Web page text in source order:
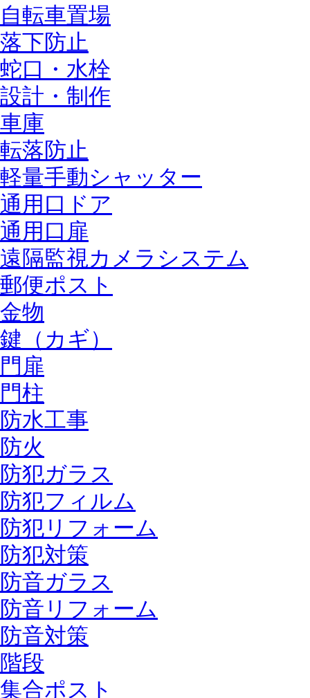
自転車置場
落下防止
蛇口・水栓
設計・制作
車庫
転落防止
軽量手動シャッター
通用口ドア
通用口扉
遠隔監視カメラシステム
郵便ポスト
金物
鍵（カギ）
門扉
門柱
防水工事
防火
防犯ガラス
防犯フィルム
防犯リフォーム
防犯対策
防音ガラス
防音リフォーム
防音対策
階段
集合ポスト